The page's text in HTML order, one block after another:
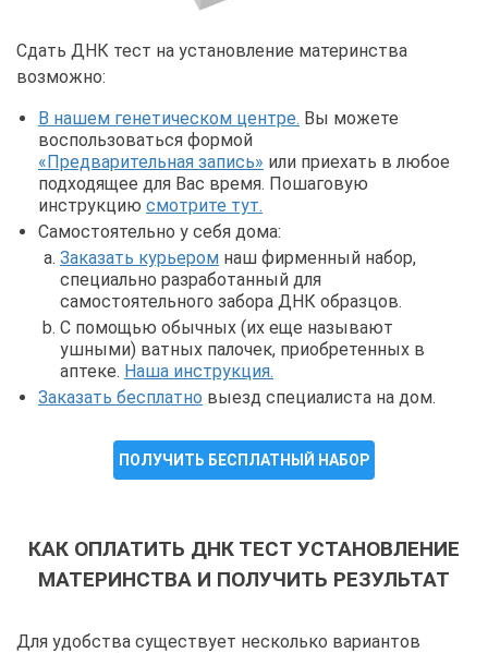
Сдать ДНК тест на установление материнства
возможно:
В нашем генетическом центре. Вы можете
воспользоваться формой
«Предварительная запись» или приехать в любое
подходящее для Вас время. Пошаговую
инструкцию смотрите тут.
Самостоятельно у себя дома:
Заказать курьером наш фирменный набор,
специально разработанный для
самостоятельного забора ДНК образцов.
С помощью обычных (их еще называют
ушными) ватных палочек, приобретенных в
аптеке. Наша инструкция.
Заказать бесплатно выезд специалиста на дом.
ПОЛУЧИТЬ БЕСПЛАТНЫЙ НАБОР
КАК ОПЛАТИТЬ ДНК ТЕСТ УСТАНОВЛЕНИЕ
МАТЕРИНСТВА И ПОЛУЧИТЬ РЕЗУЛЬТАТ
Для удобства существует несколько вариантов